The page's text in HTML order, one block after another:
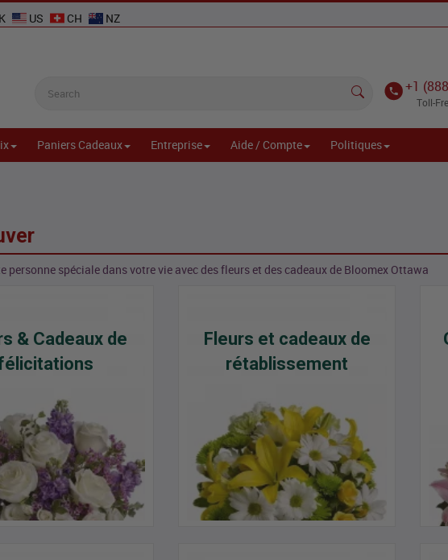
US CH NZ
+1
Toll-
Paniers Cadeaux Entreprise Aide / Compte Politiques
spéciale dans votre vie avec des fleurs et des cadeaux de Bloomex Ottawa
& Cadeaux de
Fleurs et cadeaux de
rétablissement